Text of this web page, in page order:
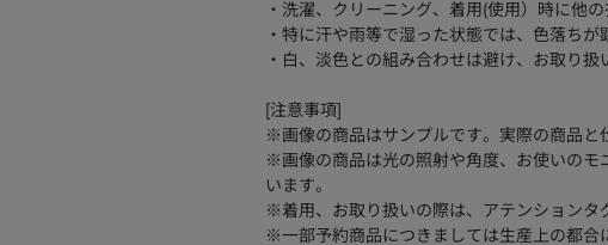
・洗濯、クリーニング、着用(使用）時に他
・特に汗や雨等で湿った状態では、色落ちが
・白、淡色との組み合わせは避け、お取り扱
[注意事項]
※画像の商品はサンプルです。実際の商品と
※画像の商品は光の照射や角度、お使いの
います。
※着用、お取り扱いの際は、アテンションタ
※一部予約商品につきましては生産上の都